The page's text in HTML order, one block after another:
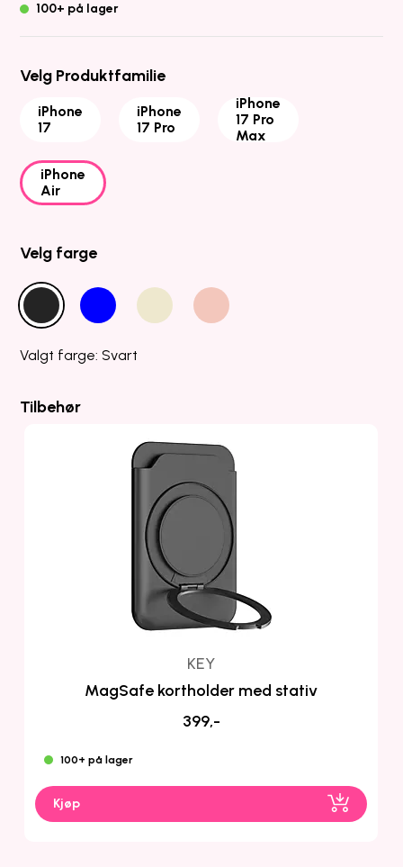
100+ på lager
Velg Produktfamilie
iPhone
17
iPhone
17 Pro
iPhone
17 Pro
Max
iPhone
Air
Velg farge
Valgt farge: Svart
Tilbehør
KEY
MagSafe kortholder med stativ
399,-
100+ på lager
Kjøp